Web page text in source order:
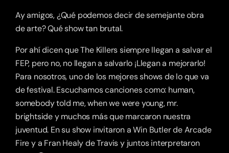
Ay amigos, ¿Qué podemos decir de semejante obra
de arte? Qué show tan brutal.
Por ahí dicen que The Killers siempre llegan a salvar el
FEP, pero no, no llegan a salvarlo ¡Llegan a mejorarlo!
Para nosotros, uno de los mejores shows de lo que va
de festival. Escuchamos canciones como: human,
somebody told me, when we were young, mr.
brightside y muchos más que marcaron nuestra
juventud. En su show invitaron a Win Butler de Arcade
Fire y a Fran Healy de Travis y juntos interpretaron